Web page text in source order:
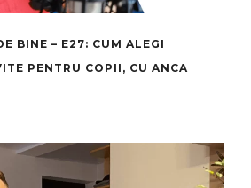
BINE – E27: CUM ALEGI
PENTRU COPII, CU ANCA